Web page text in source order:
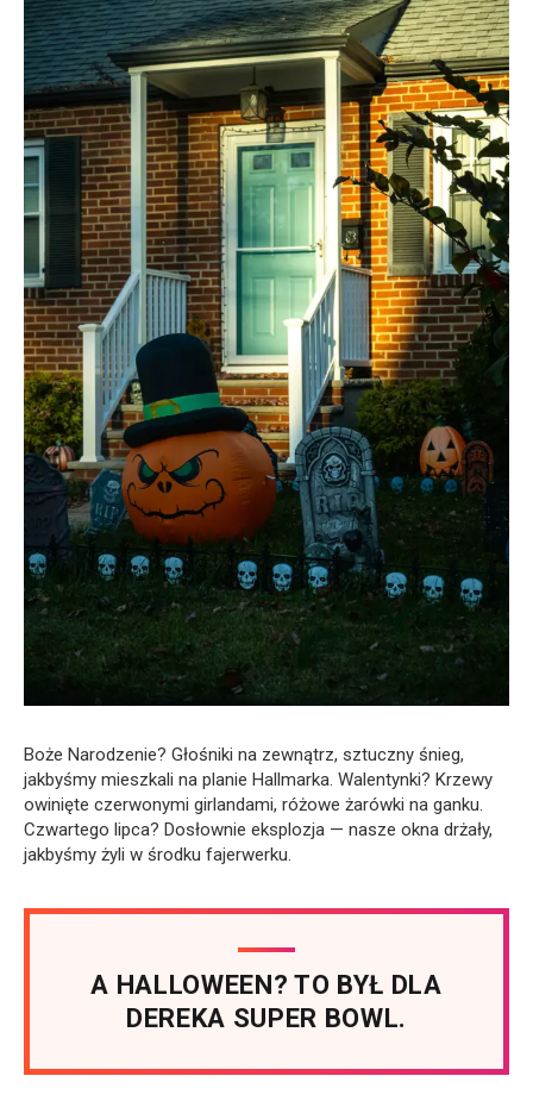
Boże Narodzenie? Głośniki na zewnątrz, sztuczny śnieg,
jakbyśmy mieszkali na planie Hallmarka. Walentynki? Krzewy
owinięte czerwonymi girlandami, różowe żarówki na ganku.
Czwartego lipca? Dosłownie eksplozja — nasze okna drżały,
jakbyśmy żyli w środku fajerwerku.
A HALLOWEEN? TO BYŁ DLA
DEREKA SUPER BOWL.